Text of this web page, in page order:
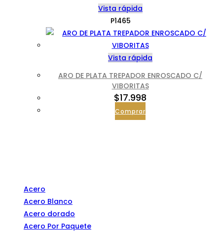
Vista rápida
P1465
Vista rápida
ARO DE PLATA TREPADOR ENROSCADO C/
VIBORITAS
$17.998
Comprar
Acero
Acero Blanco
Acero dorado
Acero Por Paquete